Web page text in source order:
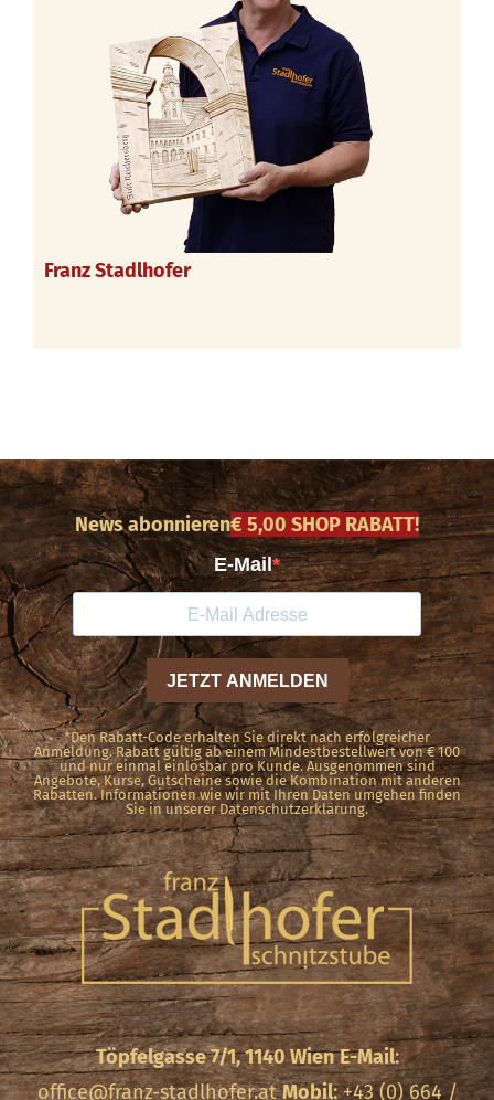
Franz Stadlhofer
News abonnieren€ 5,00 SHOP RABATT!
*Den Rabatt-Code erhalten Sie direkt nach erfolgreicher
Anmeldung. Rabatt gültig ab einem Mindestbestellwert von € 100
und nur einmal einlösbar pro Kunde. Ausgenommen sind
Angebote, Kurse, Gutscheine sowie die Kombination mit anderen
Rabatten. Informationen wie wir mit Ihren Daten umgehen finden
Sie in unserer Datenschutzerklärung.
Töpfelgasse 7/1, 1140 Wien E-Mail:
office@franz-stadlhofer.at Mobil: +43 (0) 664 /